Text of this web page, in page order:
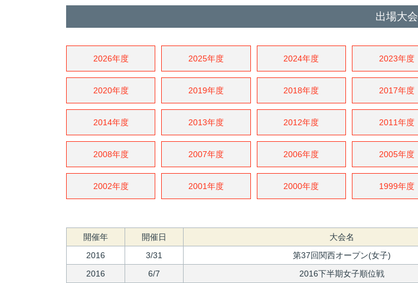
出場大会
2026年度 2025年度 2024年度 2023年度
2020年度 2019年度 2018年度 2017年度
2014年度 2013年度 2012年度 2011年度
2008年度 2007年度 2006年度 2005年度
2002年度 2001年度 2000年度 1999年度
開催年 開催日 大会名
2016
3/31 第37回関西オープン(女子)
2016
6/7 2016下半期女子順位戦